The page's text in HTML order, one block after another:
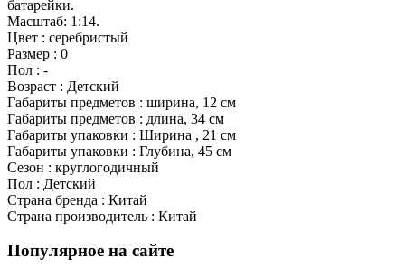
батарейки.
Масштаб: 1:14.
Цвет : серебристый
Размер : 0
Пол : -
Возраст : Детский
Габариты предметов : ширина, 12 см
Габариты предметов : длина, 34 см
Габариты упаковки : Ширина , 21 см
Габариты упаковки : Глубина, 45 см
Сезон : круглогодичный
Пол : Детский
Страна бренда : Китай
Страна производитель : Китай
Популярное на сайте